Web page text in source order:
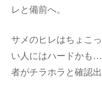
レと備前へ。
サメのヒレはちょこ
い人にはハードかも
者がチラホラと確認